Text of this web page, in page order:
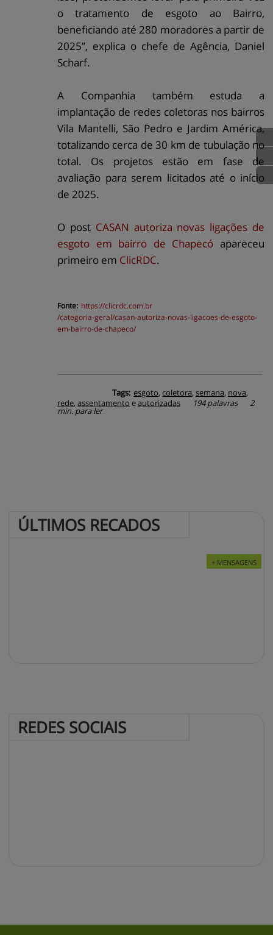
o tratamento de esgoto ao Bairro,
beneficiando até 280 moradores a partir de
2025”, explica o chefe de Agência, Daniel
Scharf.
A Companhia também estuda a
implantação de redes coletoras nos bairros
Vila Mantelli, São Pedro e Jardim América,
totalizando cerca de 30 km de tubulação no
total. Os projetos estão em fase de
avaliação para serem licitados até o início
de 2025.
O post CASAN autoriza novas ligações de
esgoto em bairro de Chapecó apareceu
primeiro em ClicRDC.
Fonte: https://clicrdc.com.br
/categoria-geral/casan-autoriza-novas-ligacoes-de-esgoto-
em-bairro-de-chapeco/
Tags: esgoto, coletora, semana, nova,
rede, assentamento eautorizadas 194 palavras 2
min. para ler
ÚLTIMOS RECADOS
+ MENSAGENS
REDES SOCIAIS